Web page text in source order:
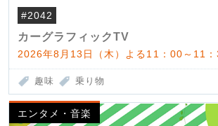
界観
#2042
カーグラフィックTV
2026年8月13日（木）よる11：00～11
趣味 乗り物
エンタメ・音楽